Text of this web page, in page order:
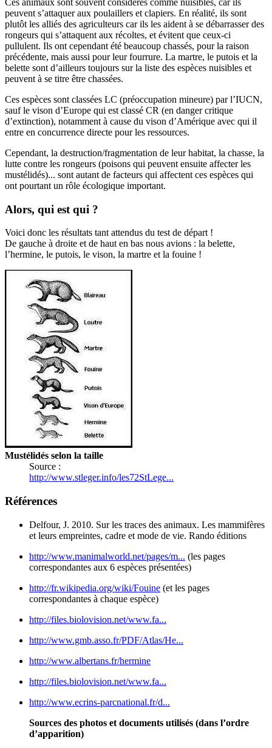
Ces animaux sont souvent considérés comme nuisibles, car ils
peuvent s’attaquer aux poulaillers et clapiers. En réalité, ils sont
plutôt les alliés des agriculteurs car ils les aident à se débarrasser des
rongeurs qui s’attaquent aux récoltes, et évitent que ceux-ci
pullulent. Ils ont cependant été beaucoup chassés, pour la raison
précédente, mais aussi pour leur fourrure. La martre, le putois et la
belette sont d’ailleurs toujours sur la liste des espèces nuisibles et
peuvent à se titre être chassées.
Ces espèces sont classées LC (préoccupation mineure) par l’IUCN,
sauf le vison d’Europe qui est classé CR (en danger critique
d’extinction), notamment à cause du vison d’Amérique avec qui il
entre en concurrence directe pour les ressources.
Cependant, la destruction/fragmentation de leur habitat, la chasse, la
lutte contre les rongeurs (poisons qui peuvent ensuite affecter les
mustélidés)... sont autant de facteurs qui affectent ces espèces qui
ont pourtant un rôle écologique important.
Alors, qui est qui ?
Voici donc les résultats tant attendus du test de départ !
De gauche à droite et de haut en bas nous avions : la belette,
l’hermine, le putois, le vison, la martre et la fouine !
Mustélidés selon la taille
Source :
http://www.stleger.info/les72StLege...
Références
Delfour, J. 2010. Sur les traces des animaux. Les mammifères
et leurs empreintes, cadre et mode de vie. Rando éditions
http://www.manimalworld.net/pages/m... (les pages
correspondantes aux 6 espèces présentées)
http://fr.wikipedia.org/wiki/Fouine (et les pages
correspondantes à chaque espèce)
http://files.biolovision.net/www.fa...
http://www.gmb.asso.fr/PDF/Atlas/He...
http://www.albertans.fr/hermine
http://files.biolovision.net/www.fa...
http://www.ecrins-parcnational.fr/d...
Sources des photos et documents utilisés (dans l’ordre
d’apparition)